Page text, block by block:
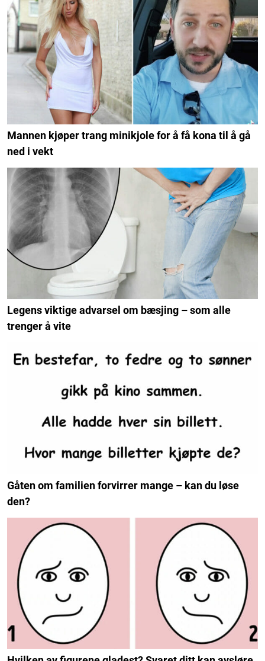
Mannen kjøper trang minikjole for å få kona til å gå
ned i vekt
Legens viktige advarsel om bæsjing – som alle
trenger å vite
Gåten om familien forvirrer mange – kan du løse
den?